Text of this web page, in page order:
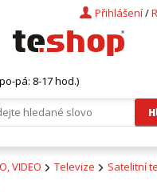
/
Přihlášení
pá: 8-17 hod.)
VIDEO Televize
Satelitní